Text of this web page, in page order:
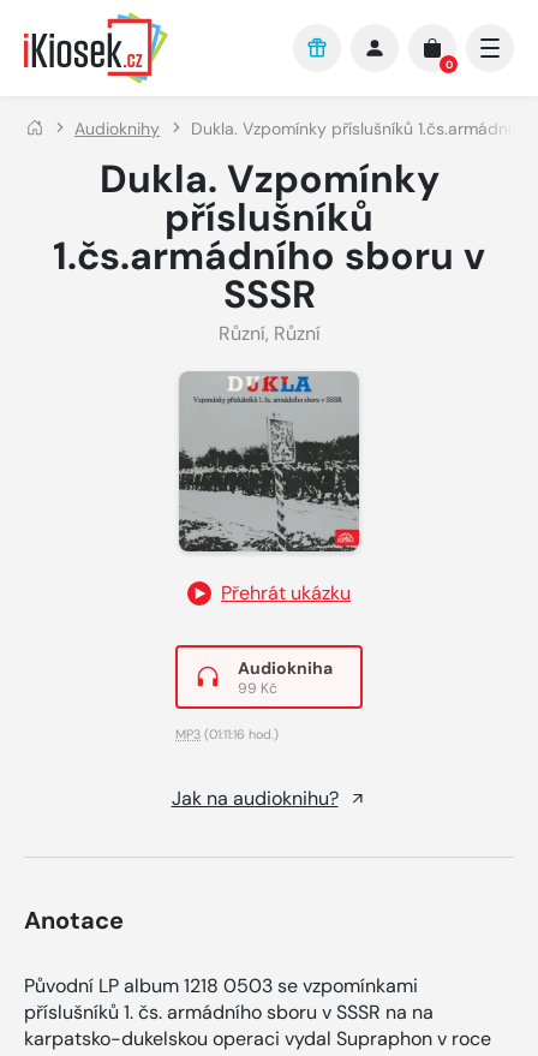
Přejít na hlavní obsah
0
Audioknihy Dukla. Vzpomínky příslušníků 1.čs.armádního
Dukla. Vzpomínky
příslušníků
1.čs.armádního sboru v
SSSR
Různí, Různí
Přehrát ukázku
Audiokniha
99 Kč
MP3 (01:11:16 hod.)
Jak na audioknihu?
Anotace
Původní LP album 1218 0503 se vzpomínkami
příslušníků 1. čs. armádního sboru v SSSR na na
karpatsko-dukelskou operaci vydal Supraphon v roce